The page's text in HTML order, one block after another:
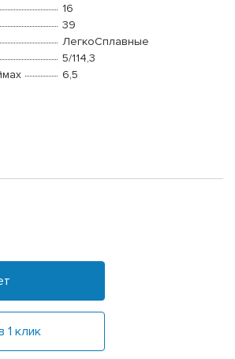
16
39
ЛегкоСплавные
5/114,3
6,5
1 клик